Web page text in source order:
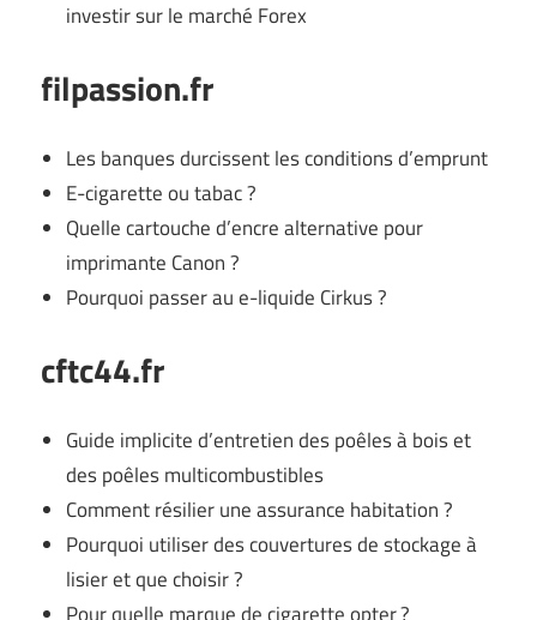
investir sur le marché Forex
filpassion.fr
Les banques durcissent les conditions d’emprunt
E-cigarette ou tabac ?
Quelle cartouche d’encre alternative pour
imprimante Canon ?
Pourquoi passer au e-liquide Cirkus ?
cftc44.fr
Guide implicite d’entretien des poêles à bois et
des poêles multicombustibles
Comment résilier une assurance habitation ?
Pourquoi utiliser des couvertures de stockage à
lisier et que choisir ?